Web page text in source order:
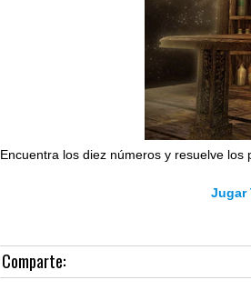
Encuentra los diez números y resuelve
Jugar
Comparte: